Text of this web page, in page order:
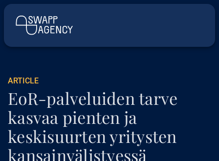
ARTICLE
EoR-palveluiden tarve
kasvaa pienten ja
keskisuurten yritysten
kansainvälistyessä